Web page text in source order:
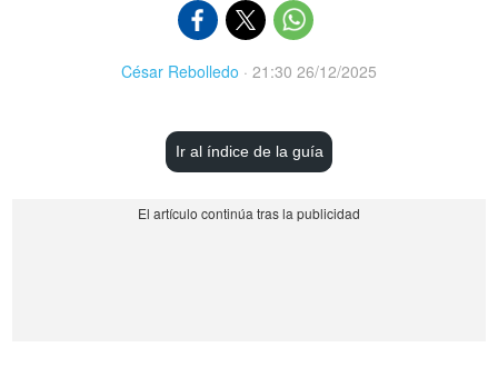
César Rebolledo · 21:30 26/12/2025
Ir al índice de la guía